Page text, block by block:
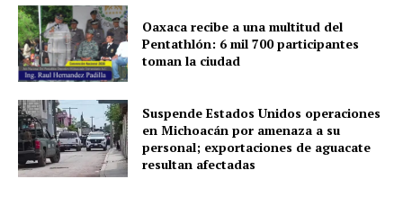
Oaxaca recibe a una multitud del
Pentathlón: 6 mil 700 participantes
toman la ciudad
Suspende Estados Unidos operaciones
en Michoacán por amenaza a su
personal; exportaciones de aguacate
resultan afectadas